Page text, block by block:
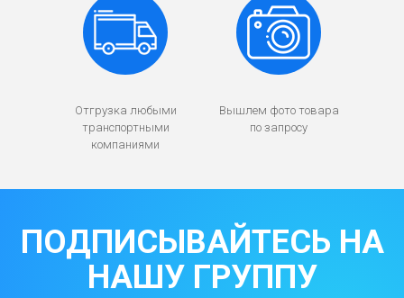
Отгрузка любыми
транспортными
компаниями
Вышлем фото товара
по запросу
ПОДПИСЫВАЙТЕСЬ НА
НАШУ ГРУППУ